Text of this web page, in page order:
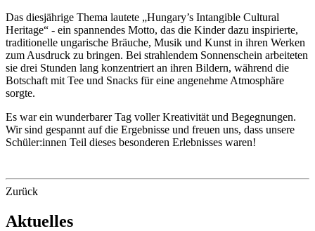
Das diesjährige Thema lautete „Hungary’s Intangible Cultural
Heritage“ - ein spannendes Motto, das die Kinder dazu inspirierte,
traditionelle ungarische Bräuche, Musik und Kunst in ihren Werken
zum Ausdruck zu bringen. Bei strahlendem Sonnenschein arbeiteten
sie drei Stunden lang konzentriert an ihren Bildern, während die
Botschaft mit Tee und Snacks für eine angenehme Atmosphäre
sorgte.
Es war ein wunderbarer Tag voller Kreativität und Begegnungen.
Wir sind gespannt auf die Ergebnisse und freuen uns, dass unsere
Schüler:innen Teil dieses besonderen Erlebnisses waren!
Zurück
Aktuelles